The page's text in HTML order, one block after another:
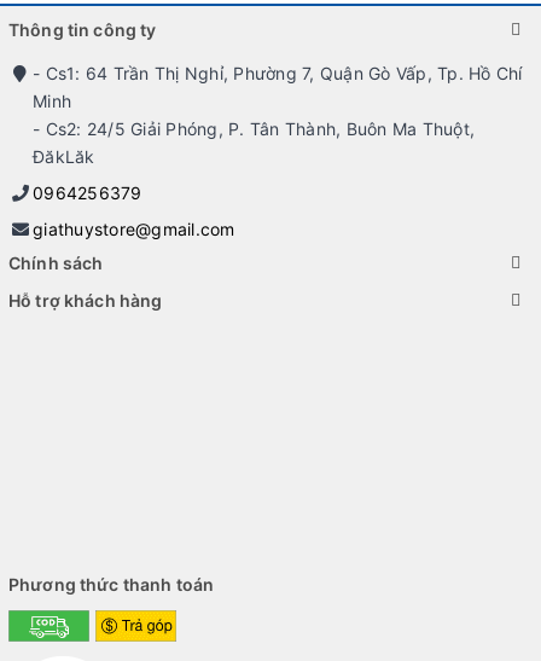
Thông tin công ty
- Cs1: 64 Trần Thị Nghỉ, Phường 7, Quận Gò Vấp, Tp. Hồ Chí
Minh
- Cs2: 24/5 Giải Phóng, P. Tân Thành, Buôn Ma Thuột,
ĐăkLăk
0964256379
giathuystore@gmail.com
Chính sách
Hỗ trợ khách hàng
Phương thức thanh toán